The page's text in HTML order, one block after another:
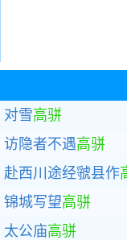
对雪高骈
访隐者不遇高骈
赴西川途经虢县作
锦城写望高骈
太公庙高骈